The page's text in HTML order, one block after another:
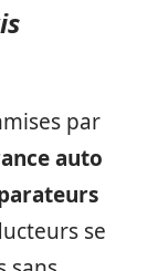
par
auto
se